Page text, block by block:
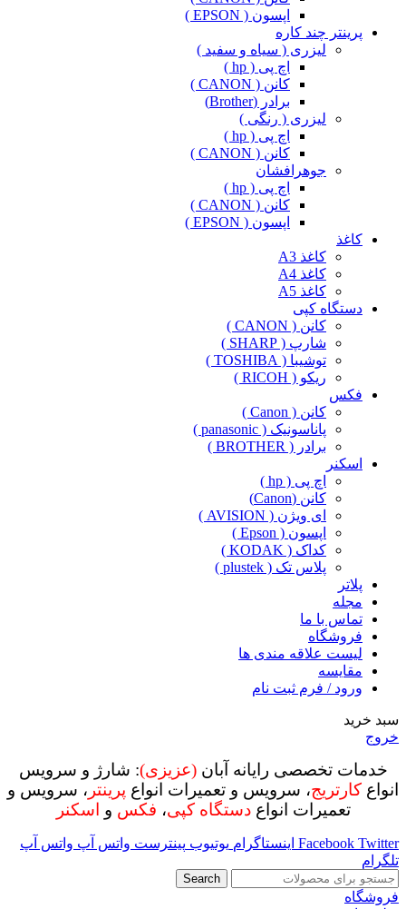
اپسون ( EPSON )
پرینتر چند کاره
لیزری ( سیاه و سفید )
اچ پی ( hp )
کانن ( CANON )
برادر (Brother)
لیزری ( رنگی )
اچ پی ( hp )
کانن ( CANON )
جوهرافشان
اچ پی ( hp )
کانن ( CANON )
اپسون ( EPSON )
کاغذ
کاغذ A3
کاغذ A4
کاغذ A5
دستگاه کپی
کانن ( CANON )
شارپ ( SHARP )
توشیبا ( TOSHIBA )
ریکو ( RICOH )
فکس
کانن ( Canon )
پاناسونیک ( panasonic )
برادر ( BROTHER )
اسکنر
اچ پی ( hp )
کانن (Canon)
ای ویژن ( AVISION )
اپسون ( Epson )
کداک ( KODAK )
پلاس تک ( plustek )
پلاتر
مجله
تماس با ما
فروشگاه
لیست علاقه مندی ها
مقایسه
ورود / فرم ثبت نام
سبد خرید
خروج
خدمات تخصصی رایانه آبان (عزیزی): شارژ و سرویس
انواع کارتریج، سرویس و تعمیرات انواع پرینتر ، سرویس و
تعمیرات انواعدستگاه کپی، فکس و اسکنر
Facebook Twitter اینستاگرام یوتیوب پینترست واتس آپ واتس آپ
تلگرام
Search
فروشگاه